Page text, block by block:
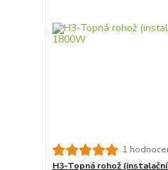
1
H3-Topná rohož